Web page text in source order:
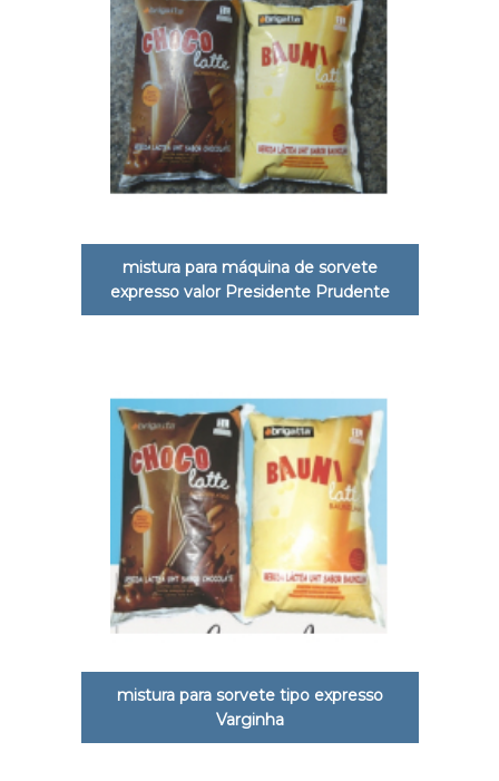
mistura para máquina de sorvete
expresso valor Presidente Prudente
mistura para sorvete tipo expresso
Varginha